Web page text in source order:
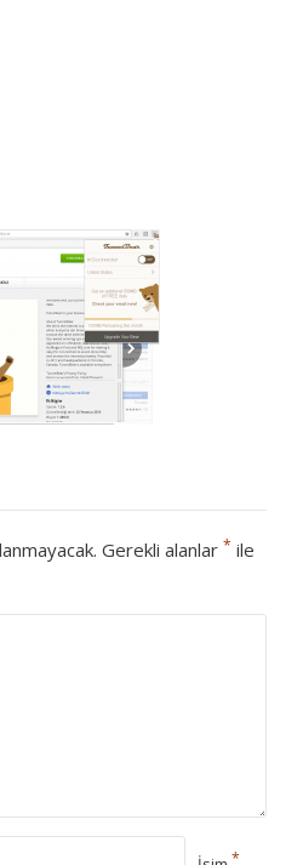
Gerekli alanlar * ile
*